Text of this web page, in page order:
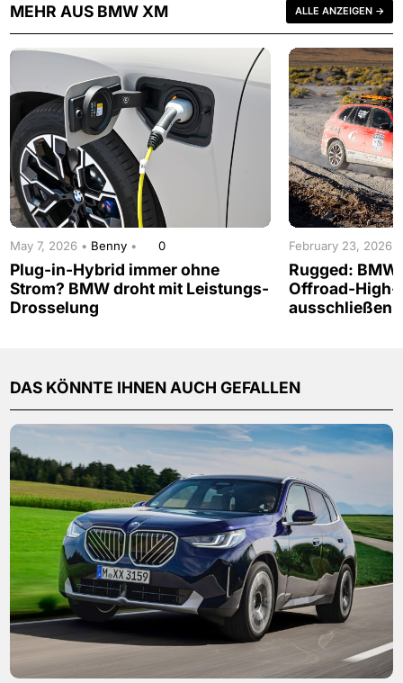
MEHR AUS BMW XM ALLE ANZEIGEN →
May 7, 2026 • Benny • 0
Plug-in-Hybrid immer ohne
Strom? BMW droht mit Leistungs-
Drosselung
February 23, 2026
Rugged:
Offroad-High-
ausschließen
DAS KÖNNTE IHNEN AUCH GEFALLEN